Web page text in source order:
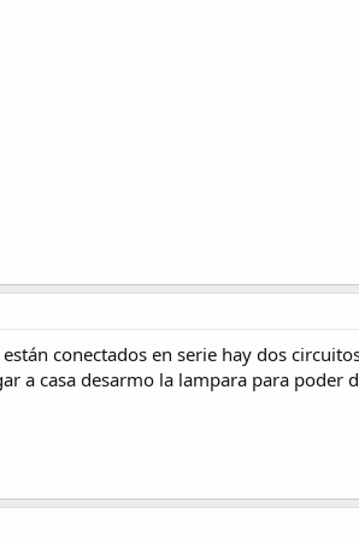
conectados en serie hay dos
a casa desarmo la lampara para poder